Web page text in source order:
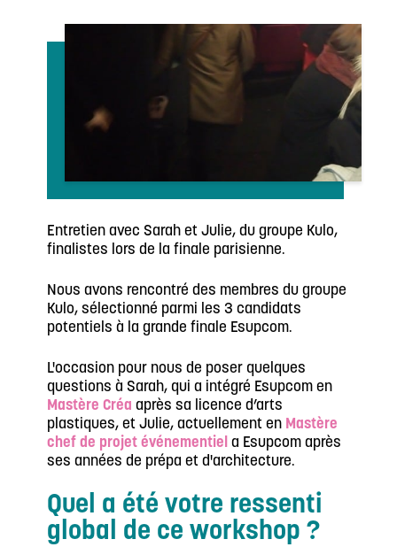
Entretien avec Sarah et Julie, du groupe Kulo,
finalistes lors de la finale parisienne.
Nous avons rencontré des membres du groupe
Kulo, sélectionné parmi les 3 candidats
potentiels à la grande finale Esupcom.
L'occasion pour nous de poser quelques
questions à Sarah, qui a intégré Esupcom en
Mastère Créa après sa licence d’arts
plastiques, et Julie, actuellement en Mastère
chef de projet événementiel a Esupcom après
ses années de prépa et d'architecture.
Quel a été votre ressenti
global de ce workshop ?